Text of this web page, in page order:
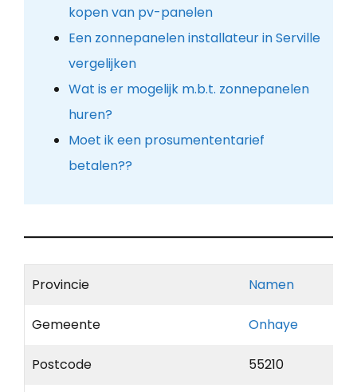
kopen van pv-panelen
Een zonnepanelen installateur in Serville
vergelijken
Wat is er mogelijk m.b.t. zonnepanelen
huren?
Moet ik een prosumententarief
betalen??
Provincie Namen
Gemeente Onhaye
Postcode 55210